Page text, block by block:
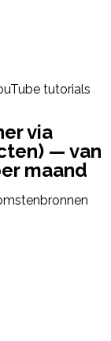
tutorials
via
— van
maand